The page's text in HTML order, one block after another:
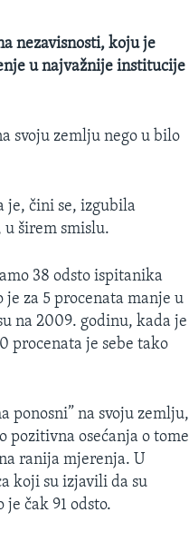
nezavisnosti, koju je
u najvažnije institucije
svoju zemlju nego u bilo
je, čini se, izgubila
u širem smislu.
38 odsto ispitanika
je za 5 procenata manje u
na 2009. godinu, kada je
procenata je sebe tako
ponosni” na svoju zemlju,
pozitivna osećanja o tome
ranija mjerenja. U
koji su izjavili da su
je čak 91 odsto.